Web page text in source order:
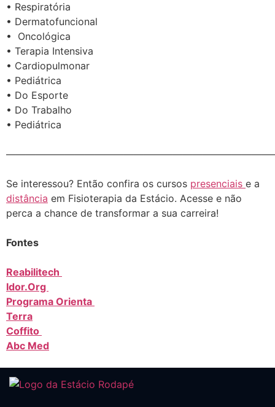
• Respiratória
• Dermatofuncional
•
Oncológica
• Terapia Intensiva
• Cardiopulmonar
• Pediátrica
• Do Esporte
• Do Trabalho
• Pediátrica
Se interessou? Então confira os cursos presenciais e a
distância em Fisioterapia da Estácio. Acesse e não
perca a chance de transformar a sua carreira!
Fontes
Reabilitech
Idor.Org
Programa Orienta
Terra
Coffito
Abc Med